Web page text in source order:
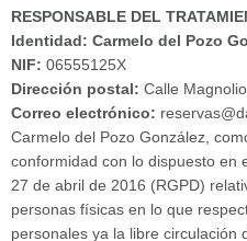
RESPONSABLE DEL
Identidad: Carmelo del Pozo
NIF: 06555125X
Dirección postal: Calle
Correo electrónico:
Carmelo del Pozo González,
conformidad con lo dispuesto en
27 de abril de 2016 (RGPD)
personas físicas en lo que
personales ya la libre circulación